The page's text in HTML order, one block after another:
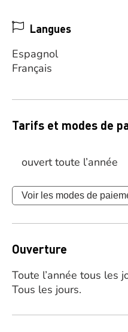
Langues
Espagnol
Français
Tarifs et modes de
ouvert toute l’année
Voir les modes de
Ouverture
Toute l’année tous les
Tous les jours.